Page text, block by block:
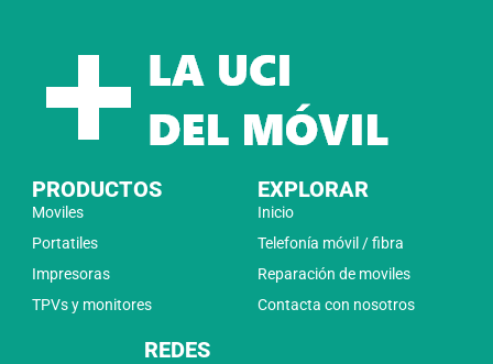
PRODUCTOS
Moviles
Portatiles
Impresoras
TPVs y monitores
EXPLORAR
Inicio
Telefonía móvil / fibra
Reparación de moviles
Contacta con nosotros
REDES